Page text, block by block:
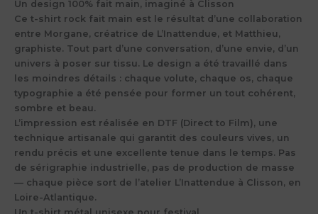
Un design 100% fait main, imaginé à Clisson
Ce t-shirt rock fait main est le résultat d’une collaboration
entre Morgane, créatrice de L’Inattendue, et Matthieu,
graphiste. Tout part d’une conversation, d’une envie, d’un
univers à poser sur tissu. Le design a été travaillé dans
les moindres détails : chaque volute, chaque os, chaque
typographie a été pensée pour former un tout cohérent,
sombre et beau.
L’impression est réalisée en DTF (Direct to Film), une
technique artisanale qui garantit des couleurs vives, un
rendu précis et une excellente tenue dans le temps. Pas
de sérigraphie industrielle, pas de production de masse
— chaque pièce sort de l’atelier L’Inattendue à Clisson, en
Loire-Atlantique.